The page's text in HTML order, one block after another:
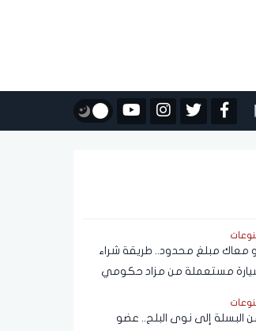
معاك مبلغ محدود.. طريقة شراء
مستعملة من مزاد حكومي
البسلة إلى نوى البلح.. عضو